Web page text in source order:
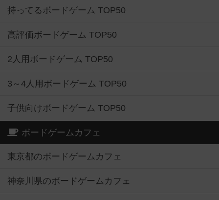
持ってるボードゲーム TOP50
高評価ボードゲーム TOP50
2人用ボードゲーム TOP50
3～4人用ボードゲーム TOP50
子供向けボードゲーム TOP50
ボードゲームカフェ
東京都のボードゲームカフェ
神奈川県のボードゲームカフェ